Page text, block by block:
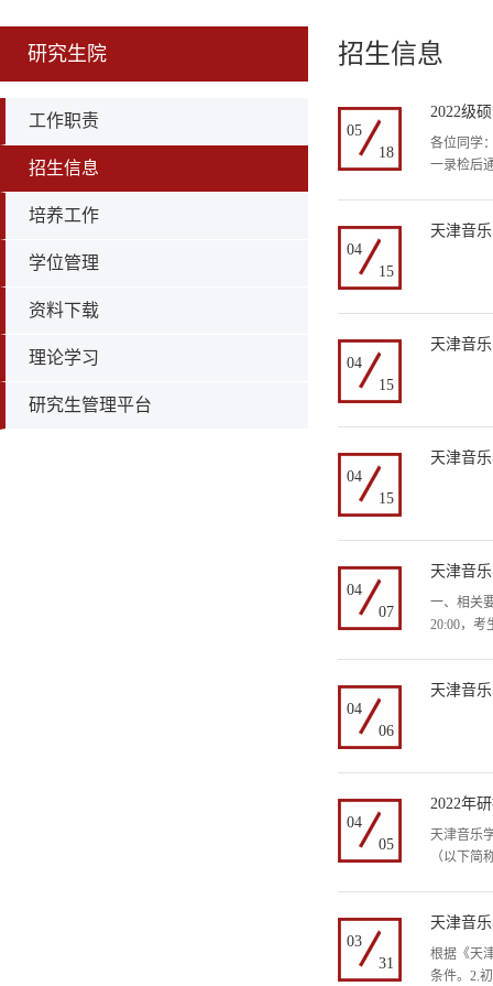
研究生院
工作职责
招生信息
培养工作
学位管理
资料下载
理论学习
研究生管理平台
招生信息
05
18
2022级
各位同学
一录检后
04
15
天津音
04
15
天津音
04
15
天津音
04
07
天津音
一、相关
20:00，考
04
06
天津音
04
05
2022年
天津音乐
（以下
03
31
天津音
根据《天
条件。2.